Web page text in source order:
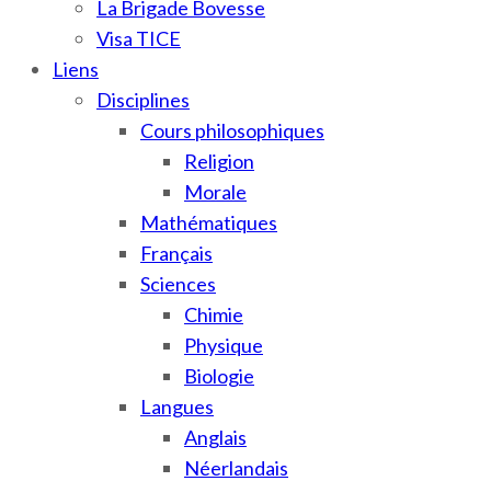
La Brigade Bovesse
Visa TICE
Liens
Disciplines
Cours philosophiques
Religion
Morale
Mathématiques
Français
Sciences
Chimie
Physique
Biologie
Langues
Anglais
Néerlandais